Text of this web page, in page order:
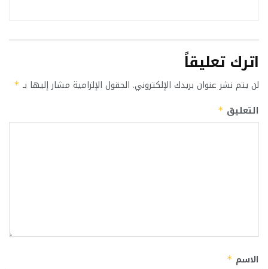
اترك تعليقاً
لن يتم نشر عنوان بريدك الإلكتروني. الحقول الإلزامية مشار إليها بـ *
التعليق *
الاسم *